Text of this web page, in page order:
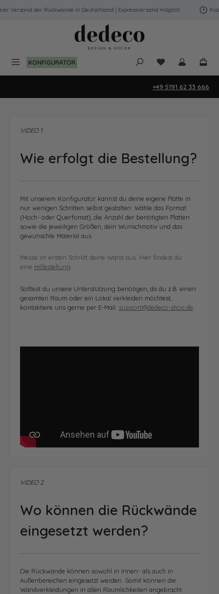
Zum Hauptinhalt springen
der Rückwände in Deutschland | Expressversand möglich
KONFIGURATOR Du hast 0
+49 5191 62 33 666
VIDEO 1
Wie erfolgt die Bestellung?
Mit unserem Konfigurator kannst du deine eigene Platte in
nur wenigen Schritten selbst gestalten: Wähle das Format
(Hoch- oder Querfomat), die Anzahl der benötigten Platten
sowie die jeweiligen Größen, dein Wunschmotiv und das
gewünschte Material aus.
Messe im ersten Schriitt deine Wand aus. Hier findest du
eine Hilfestellung.
Solltest du unsere Unterstützung benötigen, da du z.B. einen
gesamten Raum oder ein Lokal verkleiden möchtest,
kontaktiere uns gerne per E-Mail: support@dedeco-shop.de
VIDEO 2
Wo können die Rückwände
eingesetzt werden?
Die Rückwände können sowohl in Innen- als auch in
Außenbereichen eingesetzt werden. Somit können die
Wandverkleidungen in allen Räumlichkeiten angebracht